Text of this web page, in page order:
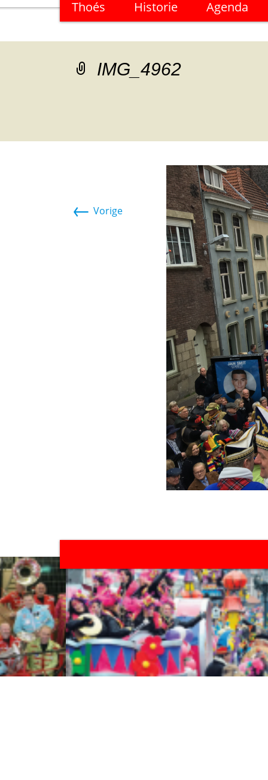
naar
de
inhoud
Thoés Historie Agenda
IMG_4962
← Vorige